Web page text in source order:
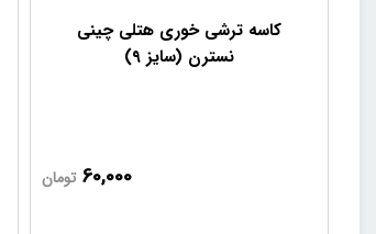
کاسه ترشی خوری هتلی چینی
نسترن (سایز ۹)
60,000 تومان